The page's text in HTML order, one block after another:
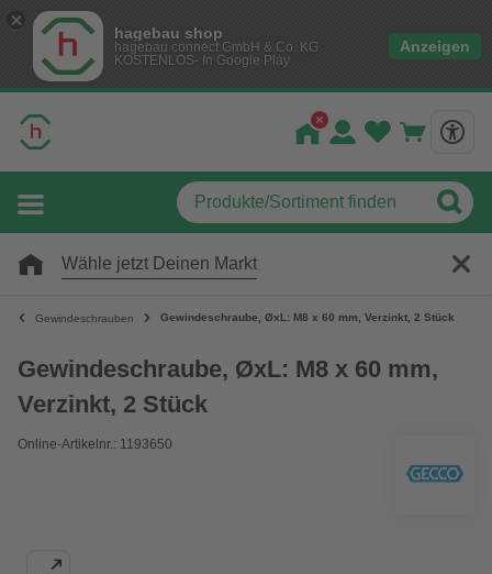
hagebau shop
hagebau connect GmbH & Co. KG
KOSTENLOS- In Google Play
Anzeigen
Wähle jetzt Deinen Markt
Gewindeschrauben Gewindeschraube, ØxL: M8 x 60 mm, Verzinkt, 2 Stück
Gewindeschraube, ØxL: M8 x 60 mm,
Verzinkt, 2 Stück
Online-Artikelnr.: 1193650